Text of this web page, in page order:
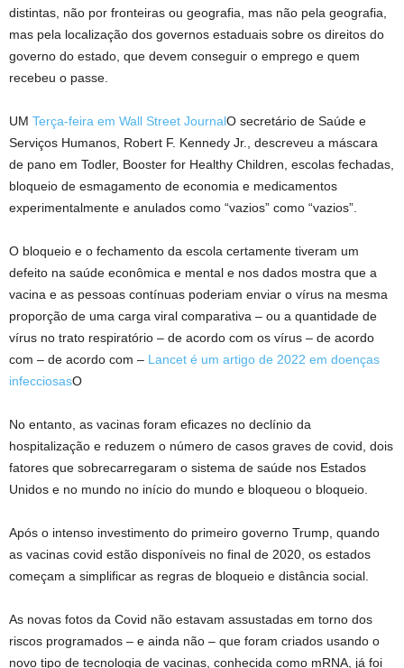
distintas, não por fronteiras ou geografia, mas não pela geografia,
mas pela localização dos governos estaduais sobre os direitos do
governo do estado, que devem conseguir o emprego e quem
recebeu o passe.
UM Terça-feira em Wall Street JournalO secretário de Saúde e
Serviços Humanos, Robert F. Kennedy Jr., descreveu a máscara
de pano em Todler, Booster for Healthy Children, escolas fechadas,
bloqueio de esmagamento de economia e medicamentos
experimentalmente e anulados como “vazios” como “vazios”.
O bloqueio e o fechamento da escola certamente tiveram um
defeito na saúde econômica e mental e nos dados mostra que a
vacina e as pessoas contínuas poderiam enviar o vírus na mesma
proporção de uma carga viral comparativa – ou a quantidade de
vírus no trato respiratório – de acordo com os vírus – de acordo
com – de acordo com – Lancet é um artigo de 2022 em doenças
infecciosasO
No entanto, as vacinas foram eficazes no declínio da
hospitalização e reduzem o número de casos graves de covid, dois
fatores que sobrecarregaram o sistema de saúde nos Estados
Unidos e no mundo no início do mundo e bloqueou o bloqueio.
Após o intenso investimento do primeiro governo Trump, quando
as vacinas covid estão disponíveis no final de 2020, os estados
começam a simplificar as regras de bloqueio e distância social.
As novas fotos da Covid não estavam assustadas em torno dos
riscos programados – e ainda não – que foram criados usando o
novo tipo de tecnologia de vacinas, conhecida como mRNA, já foi